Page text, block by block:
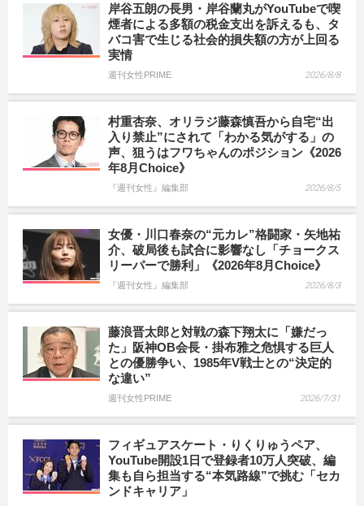
岸谷五朗の長男・岸谷蘭丸がYouTubeで喫
煙者による多額の税金支出を訴えるも、タ
バコ害で生じる社会的損失額の方が上回る
実情
週刊女性PRIME 2026/8/8
村重杏奈、オリラジ藤森慎吾から自宅“出
入り禁止”にされて「わかる気がする」の
声、狙うはフワちゃんのポジション《2026
年8月Choice》
『週刊女性』編集部 2026/8/5
女優・川口春奈の“元カレ”格闘家・矢地祐
介、破局後も試合に影響なし「チョークス
リーパーで勝利」《2026年8月Choice》
『週刊女性』編集部 2026/8/3
藤浪晋太郎と対戦の森下翔太に「嫌だっ
た」阪神OB会長・掛布雅之危惧する巨人
との優勝争い、1985年V戦士との“決定的
な違い”
週刊女性PRIME 2026/7/31
フィギュアスケート・りくりゅうペア、
YouTube開設1日で登録者10万人突破、編
集も自ら担当する“本気路線”で挑む「セカ
ンドキャリア」